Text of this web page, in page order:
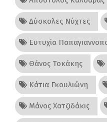
Δύσκολες Νύχτες
Ευτυχία
Θάνος Τοκάκης
Κάτια Γκουλιώνη
Μάνος Χατζιδάκις